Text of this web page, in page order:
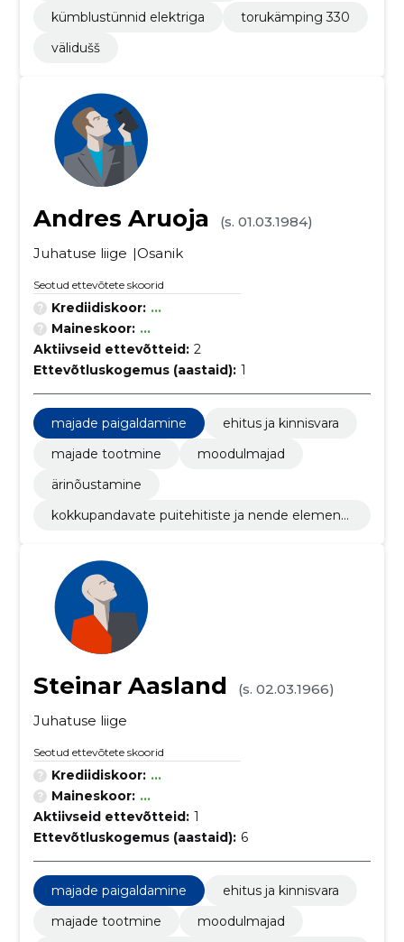
kümblustünnid elektriga
torukämping 330
välidušš
Andres Aruoja
(s. 01.03.1984)
Juhatuse liige
Osanik
Seotud ettevõtete skoorid
Krediidiskoor: ...
Maineskoor: ...
Aktiivseid ettevõtteid: 2
Ettevõtluskogemus (aastaid): 1
majade paigaldamine
ehitus ja kinnisvara
majade tootmine
moodulmajad
ärinõustamine
kokkupandavate puitehitiste ja nende elementi
Steinar Aasland
(s. 02.03.1966)
Juhatuse liige
Seotud ettevõtete skoorid
Krediidiskoor: ...
Maineskoor: ...
Aktiivseid ettevõtteid: 1
Ettevõtluskogemus (aastaid): 6
majade paigaldamine
ehitus ja kinnisvara
majade tootmine
moodulmajad